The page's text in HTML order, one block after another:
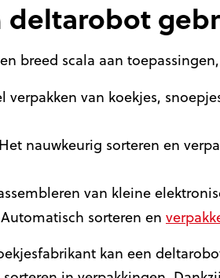
deltarobot
breed scala aan
verpakken van koekjes,
nauwkeurig sorteren en
van kleine
sorteren en
kan een